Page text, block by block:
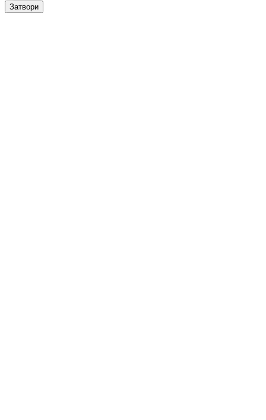
Затвори